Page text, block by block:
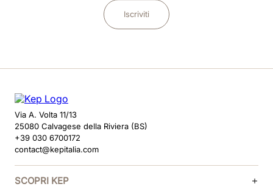
Iscriviti
Via A. Volta 11/13
25080 Calvagese della Riviera (BS)
+39 030 6700172
contact@kepitalia.com
SCOPRI KEP